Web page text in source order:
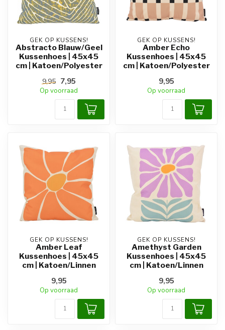
GEK OP KUSSENS!
Abstracto Blauw/Geel
Kussenhoes | 45x45
cm | Katoen/Polyester
9,95 7,95
Op voorraad
GEK OP KUSSENS!
Amber Echo
Kussenhoes | 45x45
cm | Katoen/Polyester
9,95
Op voorraad
GEK OP KUSSENS!
Amber Leaf
Kussenhoes | 45x45
cm | Katoen/Linnen
9,95
Op voorraad
GEK OP KUSSENS!
Amethyst Garden
Kussenhoes | 45x45
cm | Katoen/Linnen
9,95
Op voorraad